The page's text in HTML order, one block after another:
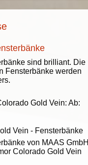
sind brilliant. Die
Fensterbänke werden
Gold Vein: Ab:
Vein - Fensterbänke
von MAAS GmbH
Colorado Gold Vein